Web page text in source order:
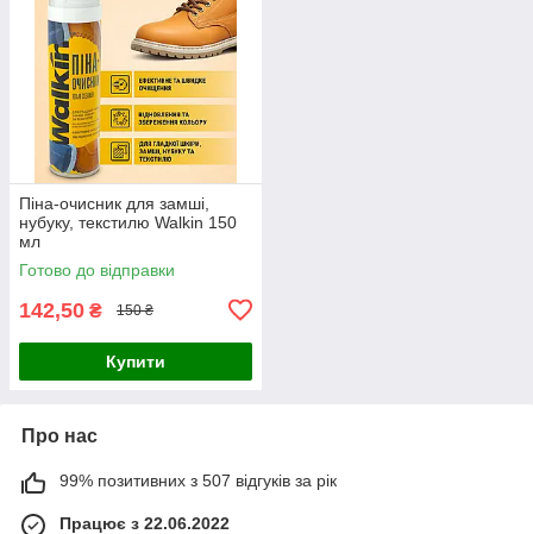
Піна-очисник для замші,
нубуку, текстилю Walkin 150
мл
Готово до відправки
142,50 ₴ 150 ₴
Купити
Про нас
99% позитивних з 507 відгуків за рік
Працює з 22.06.2022